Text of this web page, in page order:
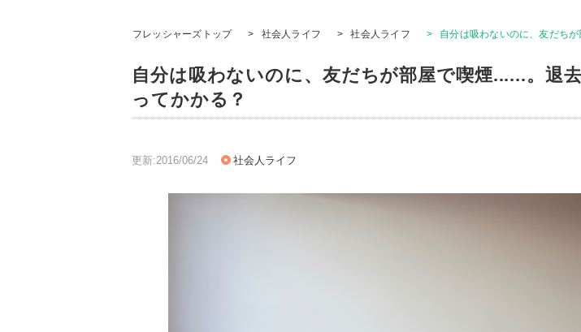
フレッシャーズトップ > 社会人ライフ > 社会人ライフ > 自分は吸わないのに、友だち
自分は吸わないのに、友だちが部屋で喫煙......。退
ってかかる？
更新:2016/06/24 社会人ライフ